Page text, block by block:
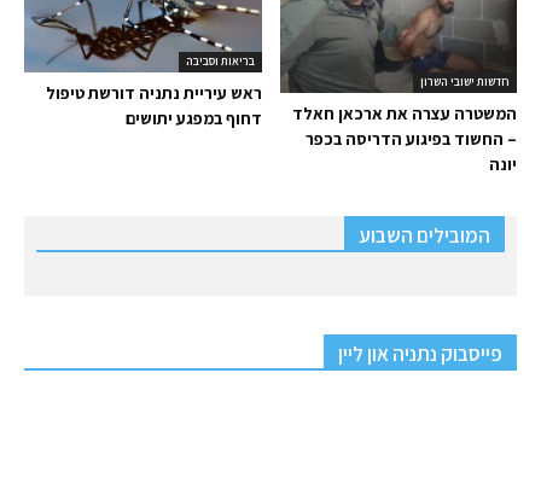
בריאות וסביבה
ראש עיריית נתניה דורשת טיפול
דחוף במפגע יתושים
חדשות ישובי השרון
המשטרה עצרה את ארכאן חאלד
– החשוד בפיגוע הדריסה בכפר
יונה
המובילים השבוע
פייסבוק נתניה און ליין